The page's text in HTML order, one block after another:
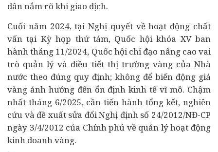
dân nắm rõ khi giao dịch.
Cuối năm 2024, tại Nghị quyết về hoạt động chất
vấn tại Kỳ họp thứ tám, Quốc hội khóa XV ban
hành tháng 11/2024, Quốc hội chỉ đạo nâng cao vai
trò quản lý và điều tiết thị trường vàng của Nhà
nước theo đúng quy định; không để biến động giá
vàng ảnh hưởng đến ổn địnhkinh tế vĩ mô. Chậm
nhất tháng 6/2025, cần tiến hành tổng kết, nghiên
cứu và đề xuất sửa đổi Nghị định số 24/2012/NĐ-CP
ngày 3/4/2012 của Chính phủ về quản lý hoạt động
kinh doanh vàng.